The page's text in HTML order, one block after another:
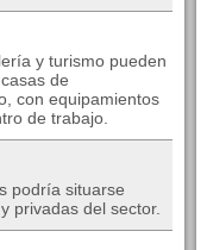
y turismo pueden
de
con equipamientos
de trabajo.
podría situarse
privadas del sector.